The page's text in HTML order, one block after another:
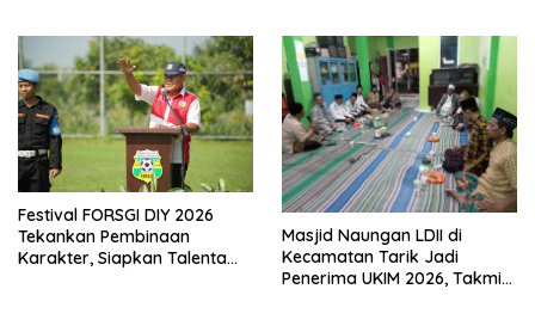
Festival FORSGI DIY 2026
Tekankan Pembinaan
Karakter, Siapkan Talenta
Masjid Naungan LDII di
Kecamatan Tarik Jadi
Penerima UKIM 2026, Takmir